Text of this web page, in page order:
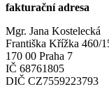
fakturační adresa
Mgr. Jana Kostelecká
Františka Křížka 460/
170 00 Praha 7
IČ 68761805
DIČ CZ7559223793